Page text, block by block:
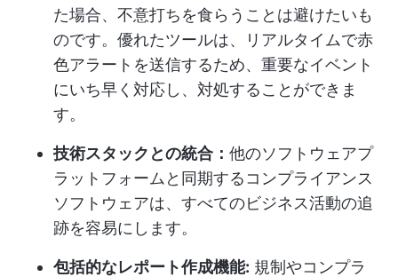
た場合、不意打ちを食らうことは避けたいも
のです。優れたツールは、リアルタイムで赤
色アラートを送信するため、重要なイベント
にいち早く対応し、対処することができま
す。
技術スタックとの統合： 他のソフトウェアプ
ラットフォームと同期するコンプライアンス
ソフトウェアは、すべてのビジネス活動の追
跡を容易にします。
包括的なレポート作成機能: 規制やコンプラ